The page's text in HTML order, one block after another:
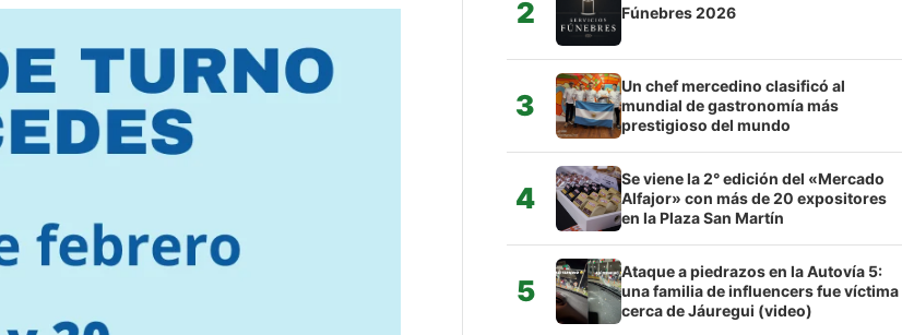
2 Fúnebres 2026
3
Un chef mercedino clasificó al
mundial de gastronomía más
prestigioso del mundo
4
Se viene la 2° edición del «Mercado
Alfajor» con más de 20 expositores
en la Plaza San Martín
5
Ataque a piedrazos en la Autovía 5:
una familia de influencers fue víctima
cerca de Jáuregui (video)